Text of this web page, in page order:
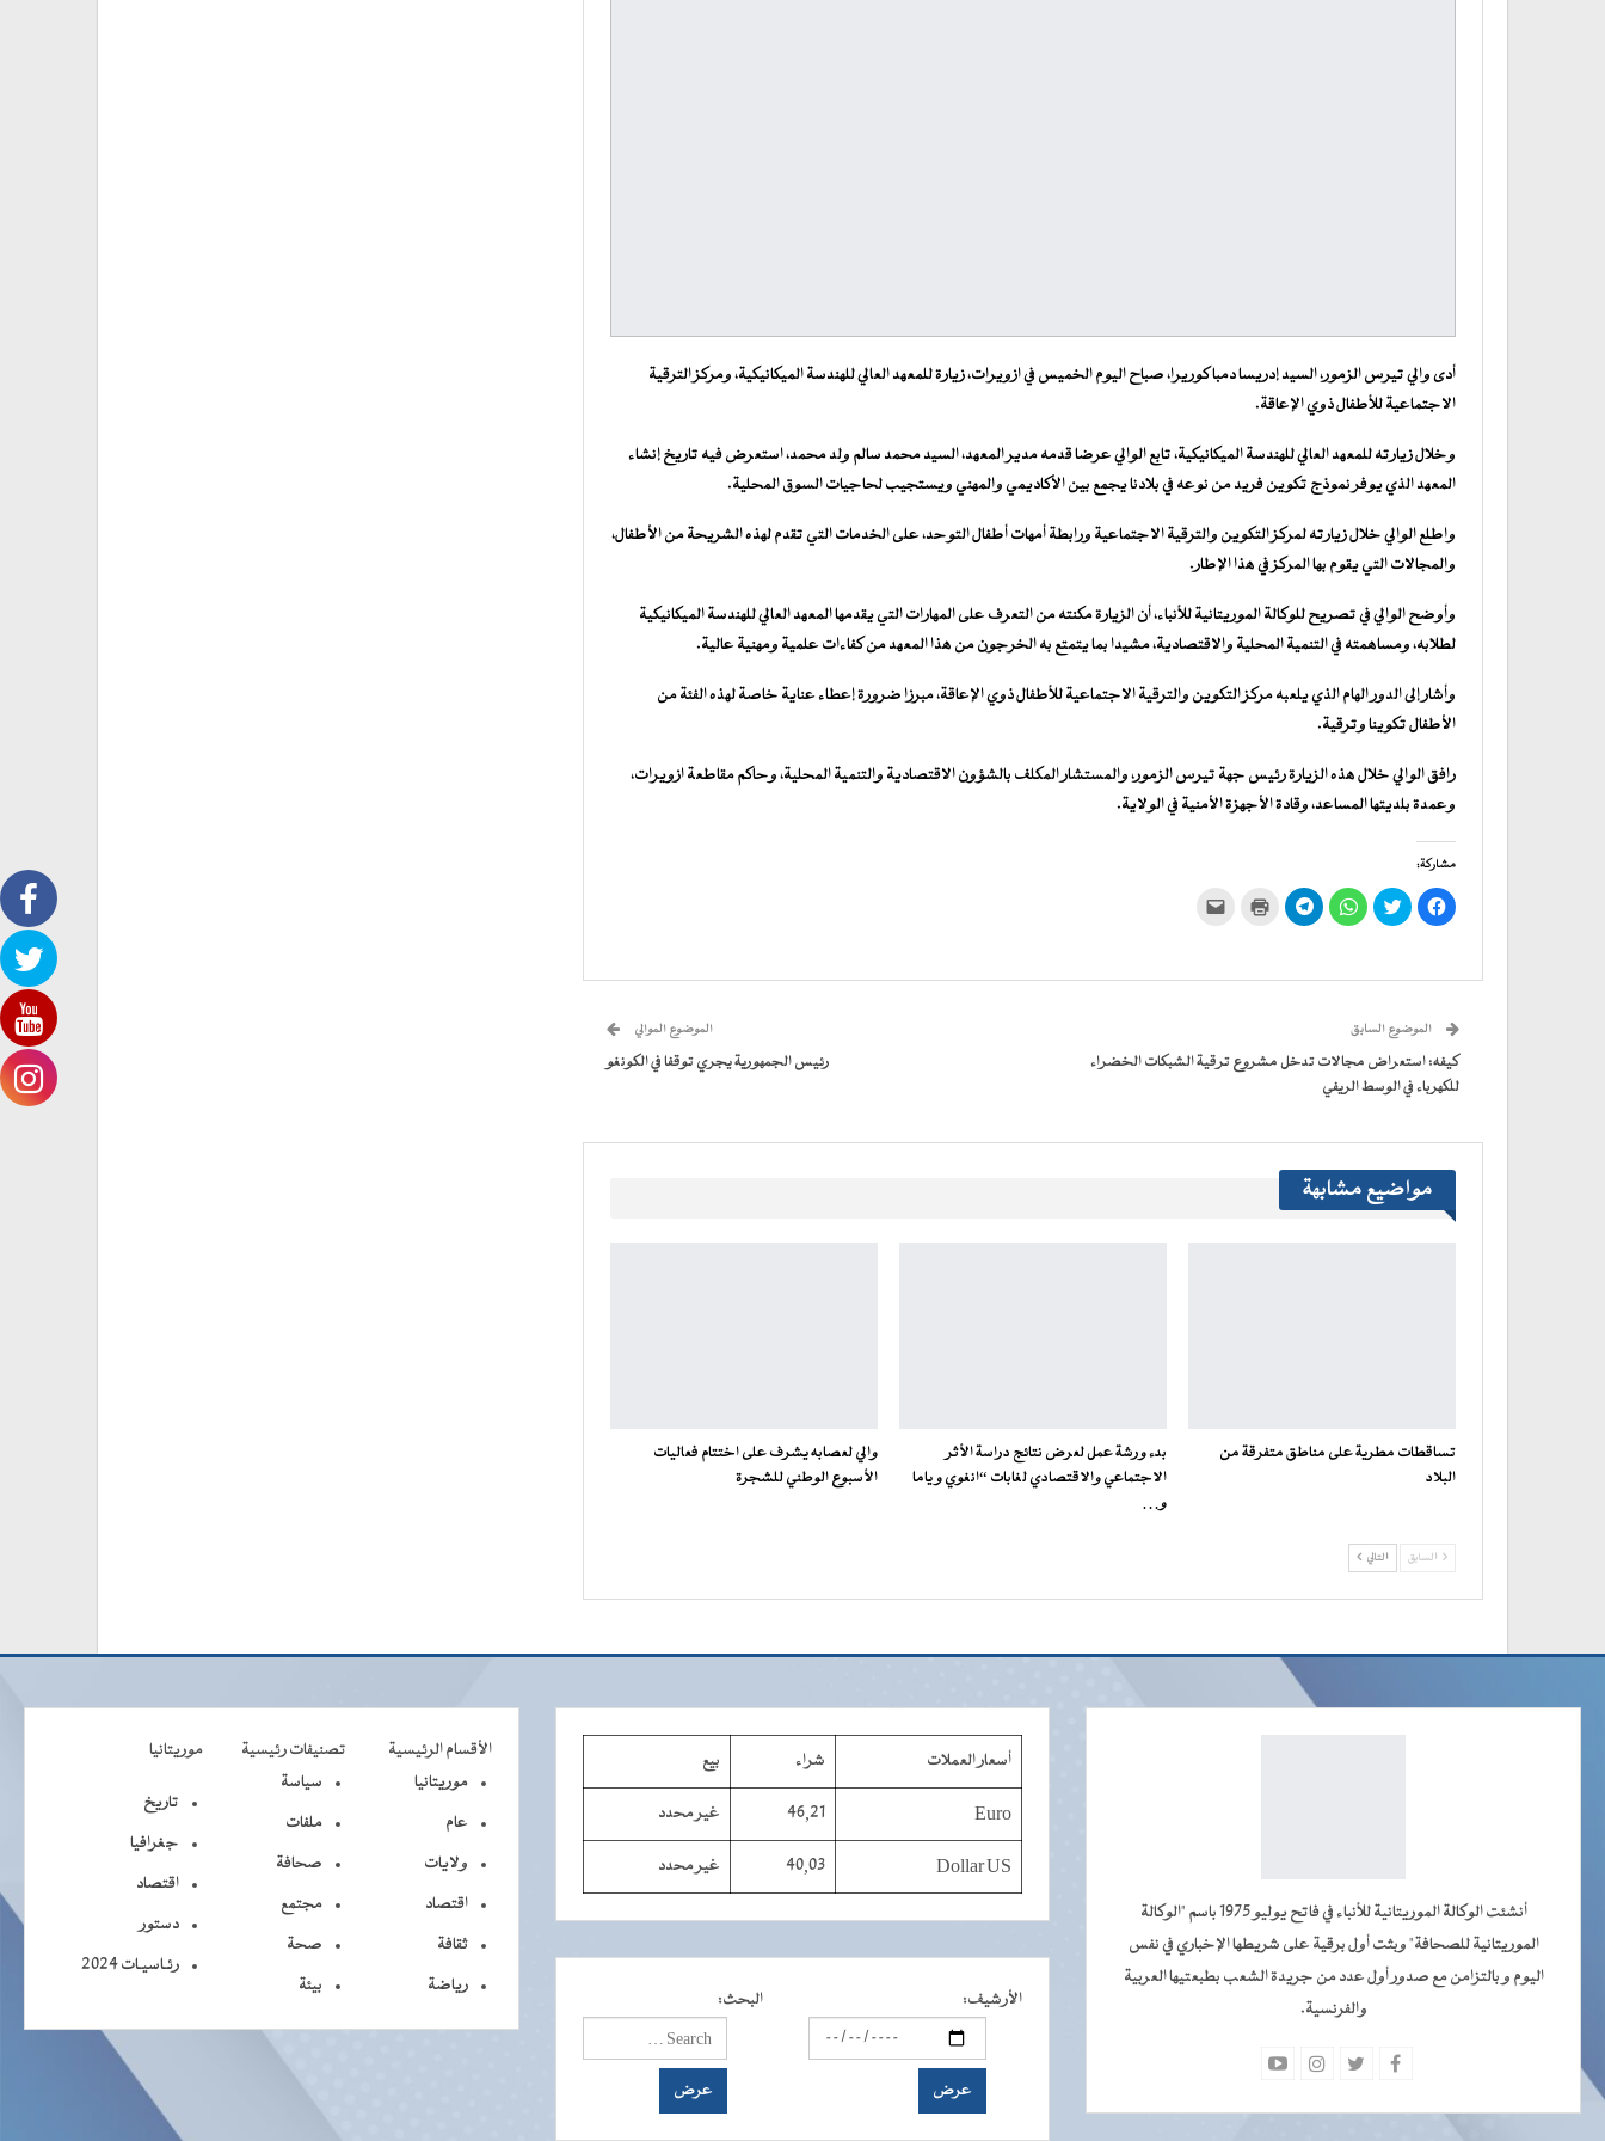
أدى والي تيرس الزمور، السيد إدريسا دمبا كوريرا، صباح اليوم الخميس في ازويرات، زيارة للمعهد العالي للهندسة الميكانيكية، ومركز الترقية
الاجتماعية للأطفال ذوي الإعاقة.
وخلال زيارته للمعهد العالي للهندسة الميكانيكية، تابع الوالي عرضا قدمه مدير المعهد، السيد محمد سالم ولد محمد، استعرض فيه تاريخ إنشاء
المعهد الذي يوفر نموذج تكوين فريد من نوعه في بلادنا يجمع بين الأكاديمي والمهني ويستجيب لحاجيات السوق المحلية.
واطلع الوالي خلال زيارته لمركز التكوين والترقية الاجتماعية ورابطة أمهات أطفال التوحد، على الخدمات التي تقدم لهذه الشريحة من الأطفال،
والمجالات التي يقوم بها المركز في هذا الإطار.
وأوضح الوالي في تصريح للوكالة الموريتانية للأنباء، أن الزيارة مكنته من التعرف على المهارات التي يقدمها المعهد العالي للهندسة الميكانيكية
لطلابه، ومساهمته في التنمية المحلية والاقتصادية، مشيدا بما يتمتع به الخرجون من هذا المعهد من كفاءات علمية ومهنية عالية.
وأشار إلى الدور الهام الذي يلعبه مركز التكوين والترقية الاجتماعية للأطفال ذوي الإعاقة، مبرزا ضرورة إعطاء عناية خاصة لهذه الفئة من
الأطفال تكوينا وترقية.
رافق الوالي خلال هذه الزيارة رئيس جهة تيرس الزمور، والمستشار المكلف بالشؤون الاقتصادية والتنمية المحلية، وحاكم مقاطعة ازويرات،
وعمدة بلديتها المساعد، وقادة الأجهزة الأمنية في الولاية.
مشاركة:
انقر
للمشاركة
على
اضغط
للمشاركة
على
انقر
للمشاركة
على
انقر
للمشاركة
اضغط
للطباعة
جديدة)
الموضوع السابق
كيفه: استعراض مجالات تدخل مشروع ترقية الشبكات الخضراء
للكهرباء في الوسط الريفي
الموضوع الموالي
رئيس الجمهورية يجري توقفا في الكونغو
مواضيع مشابهة
تساقطات مطرية على مناطق متفرقة من
البلاد
بدء ورشة عمل لعرض نتائج دراسة الأثر
الاجتماعي والاقتصادي لغابات “انغوي و ياما
و…
والي لعصابه يشرف على اختتام فعاليات
الأسبوع الوطني للشجرة
السابق التالي
أنشئت الوكالة الموريتانية للأنباء في فاتح يوليو 1975 باسم "الوكالة
الموريتانية للصحافة" وبثت أول برقية على شريطها الإخباري في نفس
اليوم و بالتزامن مع صدور أول عدد من جريدة الشعب بطبعتيها العربية
والفرنسية.
أسعار العملات شراء بيع
Euro
46,21 غير محدد
Dollar US
40,03 غير محدد
الأرشيف: البحث:
الأقسام الرئيسية تصنيفات رئيسية
موريتانيا
موريتانيا
عام
ولايات
اقتصاد
ثقافة
رياضة
سياسة
ملفات
صحافة
مجتمع
صحة
بيئة
تاريخ
جغرافيا
اقتصاد
دستور
رئـاسيـات 2024